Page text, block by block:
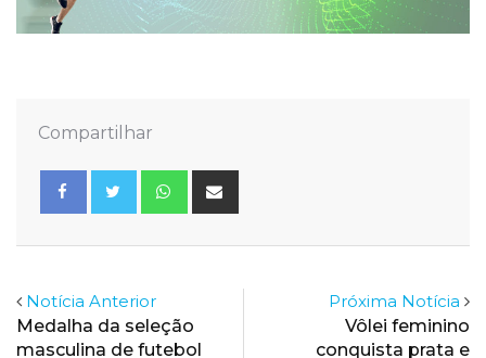
Compartilhar
Whatsapp
Notícia Anterior
Medalha da seleção
masculina de futebol
Próxima Notícia
Vôlei feminino
conquista prata e